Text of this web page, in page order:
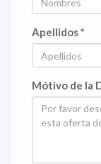
Apellidos *
Mótivo de la